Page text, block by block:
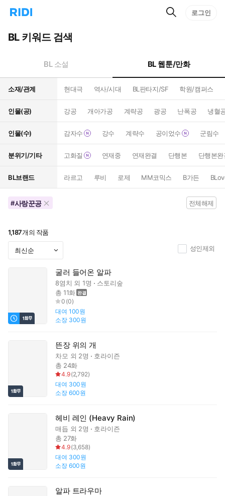
리
으
턴
트
검
로그인
BL 키워드 검색
BL 소설 BL 웹툰/만화
소재/관계 현대극 역사/시대 BL판타지/SF 학원/캠퍼스
인물(공) 강공 개아가공 계략공 광공 난폭공 냉혈
인물(수) 감자수 강수 계략수 공이었수 군림수
분위기/기타 고화질 연재중 연재완결 단행본 단행본완
BL브랜드 라르고 루비 로제 MM코믹스 B가든
#사랑꾼공 전체해제
1,187개의 작품
성인제외
굴러 들어온 알파
8염치 외 1명
스토리숲
총 11화
0 (0)
대여 100원
소장 300원
뜬장 위의 개
차모 외 2명
호라이즌
총 24화
4.9(2,792)
대여 300원
소장 600원
헤비 레인 (Heavy Rain)
매듭 외 2명
호라이즌
총 27화
4.9(3,658)
대여 300원
소장 600원
알파 트라우마